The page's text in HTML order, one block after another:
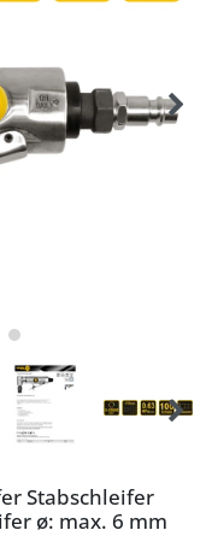
Stabschleifer
ø: max. 6 mm